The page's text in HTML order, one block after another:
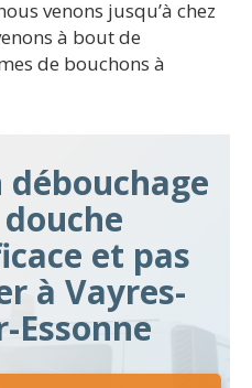
venons jusqu’à chez
à bout de
de bouchons à
débouchage
et pas
à Vayres-
Essonne